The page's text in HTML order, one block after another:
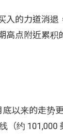
的力道消退
点附近累
以来的走势
（约